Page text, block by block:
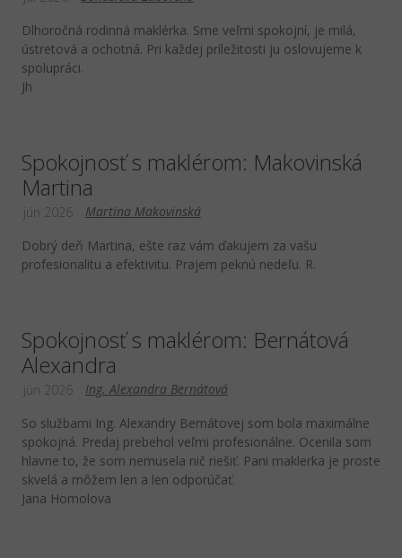
Dlhoročná rodinná maklérka. Sme veľmi spokojní, je milá,
ústretová a ochotná. Pri každej príležitosti ju oslovujeme k
spolupráci.
Jh
Spokojnosť s maklérom: Makovinská
Martina
Martina Makovinská
jún 2026
Dobrý deň Martina, ešte raz vám ďakujem za vašu
profesionalitu a efektivitu. Prajem peknú nedeľu. R.
Spokojnosť s maklérom: Bernátová
Alexandra
Ing. Alexandra Bernátová
jún 2026
So službami Ing. Alexandry Bernátovej som bola maximálne
spokojná. Predaj prebehol veľmi profesionálne. Ocenila som
hlavne to, že som nemusela nič riešiť. Pani maklerka je proste
skvelá a môžem len a len odporúčať.
Jana Homolova